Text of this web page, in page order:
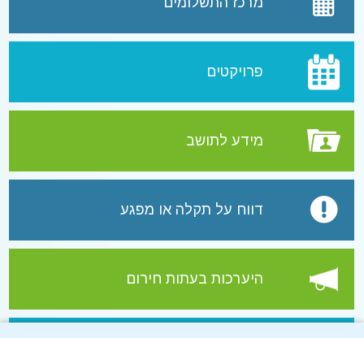
פרויקטים
מידע לתושב
דווח על תקלה או מפגע
היערכות בעתות חירום